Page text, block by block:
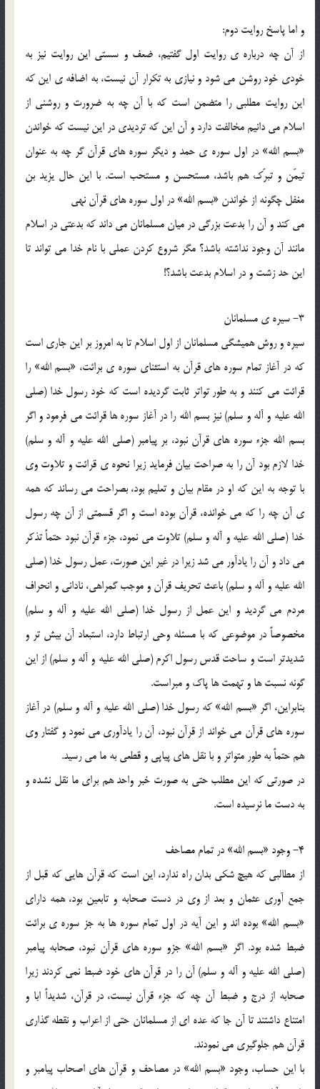
و اما پاسخ روايت دوم:
از آن چه درباره ي روايت اول گفتيم، ضعف و سستي اين روايت نيز به
خودي خود روشن مي شود و نيازي به تکرار آن نيست، به اضافه ي اين که
اين روايت مطلبي را متضمن است که با آن چه به ضرورت و روشني از
اسلام مي دانيم مخالفت دارد و آن اين که ترديدي در اين نيست که خواندن
«بسم الله» در اول سوره ي حمد و ديگر سوره هاي قرآن گر چه به عنوان
تيمّن و تبرّک هم باشد، مستحسن و مستحب است. با اين حال يزيد بن
مغفل چگونه از خواندن «بسم الله» در اول سوره هاي قرآن نهي
مي کند و آن را بدعت بزرگي در ميان مسلمانان مي داند که بدعتي در اسلام
مانند آن وجود نداشته باشد؟ مگر شروع کردن عملي با نام خدا مي تواند تا
اين حد زشت و در اسلام بدعت باشد؟!
3- سيره ي مسلمانان
سيره و روش هميشگي مسلمانان از اول اسلام تا به امروز بر اين جاري است
که در آغاز تمام سوره هاي قرآن به استثناي سوره ي برائت، «بسم الله» را
قرائت مي کنند و به طور تواتر ثابت گرديده است که خود رسول خدا (صلي
الله عليه و آله و سلم) نيز بسم الله را در آغاز سوره ها قرائت مي فرمود و اگر
بسم الله جزء سوره هاي قرآن نبود، بر پيامبر (صلي الله عليه و آله و سلم)
خدا لازم بود آن را به صراحت بيان فرمايد زيرا نحوه ي قرائت و تلاوت وي
با توجه به اين که او در مقام بيان و تعليم بود، بصراحت مي رساند که همه
ي آن چه را که مي خوانده، قرآن بوده است و اگر قسمتي از آن چه رسول
خدا (صلي الله عليه و آله و سلم) تلاوت مي نمود، جزء قرآن نبود حتماً تذکر
مي داد و آن را يادآور مي شد زيرا در غير اين صورت، عمل رسول خدا (صلي
الله عليه و آله و سلم) باعث تحريف قرآن و موجب گمراهي، ناداني و انحراف
مردم مي گرديد و اين عمل از رسول خدا (صلي الله عليه و آله و سلم)
مخصوصاً در موضوعي که با مسئله وحي ارتباط دارد، استبعاد آن بيش تر و
شديدتر است و ساحت قدس رسول اکرم (صلي الله عليه و آله و سلم) از اين
گونه نسبت ها و تهمت ها پاک و مبراست.
بنابراين، اگر «بسم الله» که رسول خدا (صلي الله عليه و آله و سلم) در آغاز
سوره هاي قرآن مي خواند از قرآن نبود، آن را يادآوري مي نمود و گفتار وي
هم حتماً به طور متواتر و با نقل هاي پياپي و قطعي به ما مي رسيد.
در صورتي که اين مطلب حتي به صورت خبر واحد هم براي ما نقل نشده و
به دست ما نرسيده است.
4- وجود «بسم الله» در تمام مصاحف
از مطالبي که هيچ شکي بدان راه ندارد، اين است که قرآن هايي که قبل از
جمع آوري عثمان و بعد از وي در دست صحابه و تابعين بود، همه داراي
«بسم الله» بوده اند و اين آيه در اول تمام سوره ها به جز سوره ي برائت
ضبط شده بود. اگر «بسم الله» جزو سوره هاي قرآن نبود، صحابه پيامبر
(صلي الله عليه و آله و سلم) آن را در قرآن هاي خود ضبط نمي کردند زيرا
صحابه از درج و ضبط آن چه که جزء قرآن نيست، در قرآن، شديداً ابا و
امتناع داشتند تا آن جا که عده اي از مسلمانان حتي از اعراب و نقطه گذاري
قرآن هم جلوگيري مي نمودند.
با اين حساب، وجود «بسم الله» در مصاحف و قرآن هاي اصحاب پيامبر و